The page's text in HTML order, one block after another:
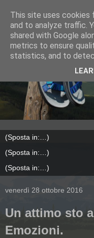
venerdì 28 ottobre 2016
Un attimo sto
Emozioni.
This site uses cookies
and to analyze traffic.
shared with Google
metrics to ensure
statistics, and to